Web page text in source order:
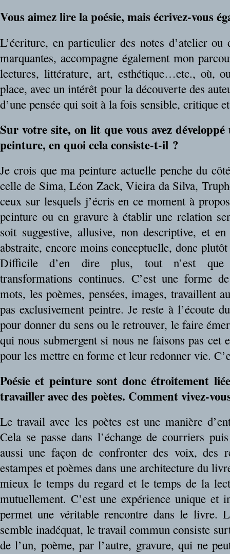
Vous aimez lire la poésie, mais écrivez-vous
L’écriture, en particulier des notes d’atelier ou
marquantes, accompagne également mon
lectures, littérature, art, esthétique…etc., où,
place, avec un intérêt pour la découverte des
d’une pensée qui soit à la fois sensible, critique
Sur votre site, on lit que vous avez
peinture, en quoi cela consiste-t-il ?
Je crois que ma peinture actuelle penche du
celle de Sima, Léon Zack, Vieira da Silva,
ceux sur lesquels j’écris en ce moment à
peinture ou en gravure à établir une relation
soit suggestive, allusive, non descriptive, et
abstraite, encore moins conceptuelle, donc
Difficile d’en dire plus, tout n’est que
transformations continues. C’est une forme
mots, les poèmes, pensées, images, travaillent
pas exclusivement peintre. Je reste à l’écoute
pour donner du sens ou le retrouver, le faire
qui nous submergent si nous ne faisons pas cet
pour les mettre en forme et leur redonner vie.
Poésie et peinture sont donc étroitement
travailler avec des poètes. Comment vivez-
Le travail avec les poètes est une manière
Cela se passe dans l’échange de courriers
aussi une façon de confronter des voix, des
estampes et poèmes dans une architecture du
mieux le temps du regard et le temps de la
mutuellement. C’est une expérience unique et
permet une véritable rencontre dans le livre.
semble inadéquat, le travail commun consiste
de l’un, poème, par l’autre, gravure, qui ne